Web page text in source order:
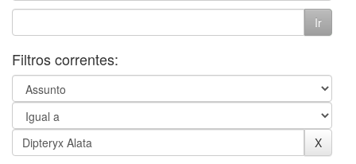
Filtros correntes: